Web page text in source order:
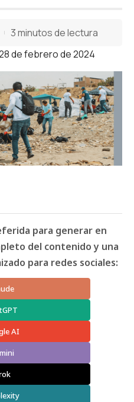
de febrero de 2024
3 minutos de lectura
para generar en
del contenido y una
para redes sociales:
AI